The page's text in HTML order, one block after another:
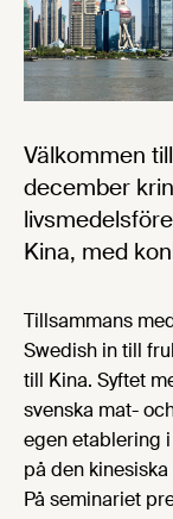
Välkommen
december
Kina, med
Tillsammans
Swedish in till
till Kina. Syftet
svenska mat-
egen etablering
på den
På seminariet